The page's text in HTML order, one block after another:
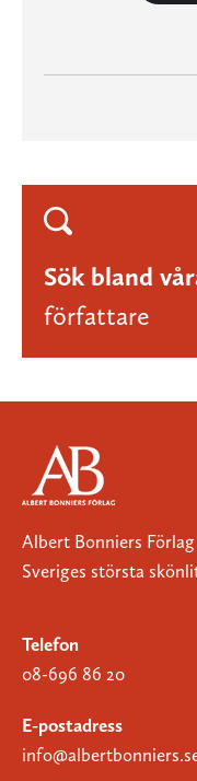
Sök bland
författare
Albert Bonniers
Sveriges största
Telefon
08-696 86 20
E-postadress